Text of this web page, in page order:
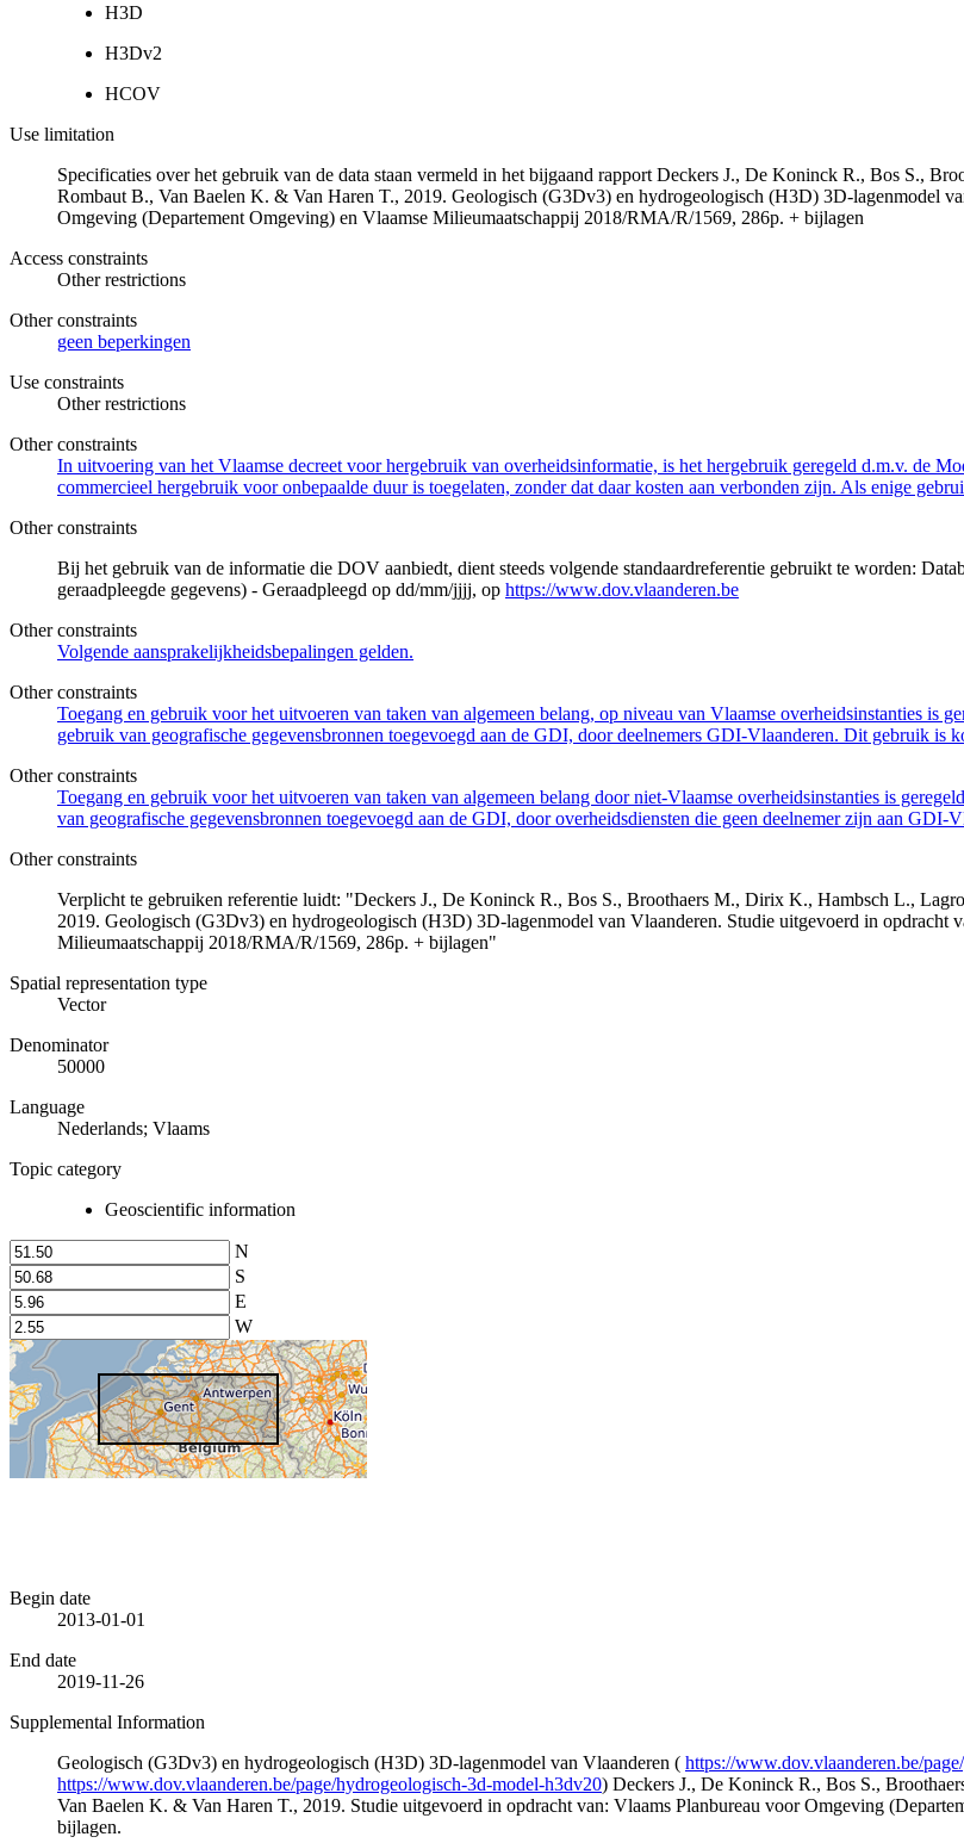
H3D
H3Dv2
HCOV
Use limitation
Specificaties over het gebruik van de data staan vermeld in het bijgaand rapport Deckers J., De Koninck R., Bos S.,
Rombaut B., Van Baelen K. & Van Haren T., 2019. Geologisch (G3Dv3) en hydrogeologisch (H3D) 3D-lagenmodel
Omgeving (Departement Omgeving) en Vlaamse Milieumaatschappij 2018/RMA/R/1569, 286p. + bijlagen
Access constraints
Other restrictions
Other constraints
geen beperkingen
Use constraints
Other restrictions
Other constraints
In uitvoering van het Vlaamse decreet voor hergebruik van overheidsinformatie, is het hergebruik geregeld d.m.v. de
commercieel hergebruik voor onbepaalde duur is toegelaten, zonder dat daar kosten aan verbonden zijn. Als enige
Other constraints
Bij het gebruik van de informatie die DOV aanbiedt, dient steeds volgende standaardreferentie gebruikt te worden:
geraadpleegde gegevens) - Geraadpleegd op dd/mm/jjjj, op https://www.dov.vlaanderen.be
Other constraints
Volgende aansprakelijkheidsbepalingen gelden.
Other constraints
Toegang en gebruik voor het uitvoeren van taken van algemeen belang, op niveau van Vlaamse overheidsinstanties is
gebruik van geografische gegevensbronnen toegevoegd aan de GDI, door deelnemers GDI-Vlaanderen. Dit gebruik is
Other constraints
Toegang en gebruik voor het uitvoeren van taken van algemeen belang door niet-Vlaamse overheidsinstanties is
van geografische gegevensbronnen toegevoegd aan de GDI, door overheidsdiensten die geen deelnemer zijn aan GDI-
Other constraints
Verplicht te gebruiken referentie luidt: "Deckers J., De Koninck R., Bos S., Broothaers M., Dirix K., Hambsch L.,
2019. Geologisch (G3Dv3) en hydrogeologisch (H3D) 3D-lagenmodel van Vlaanderen. Studie uitgevoerd in opdracht
Milieumaatschappij 2018/RMA/R/1569, 286p. + bijlagen"
Spatial representation type
Vector
Denominator
50000
Language
Nederlands; Vlaams
Topic category
Geoscientific information
N
S
E
W
Begin date
2013-01-01
End date
2019-11-26
Supplemental Information
Geologisch (G3Dv3) en hydrogeologisch (H3D) 3D-lagenmodel van Vlaanderen ( https://www.dov.vlaanderen.be/
https://www.dov.vlaanderen.be/page/hydrogeologisch-3d-model-h3dv20) Deckers J., De Koninck R., Bos S.,
Van Baelen K. & Van Haren T., 2019. Studie uitgevoerd in opdracht van: Vlaams Planbureau voor Omgeving
bijlagen.